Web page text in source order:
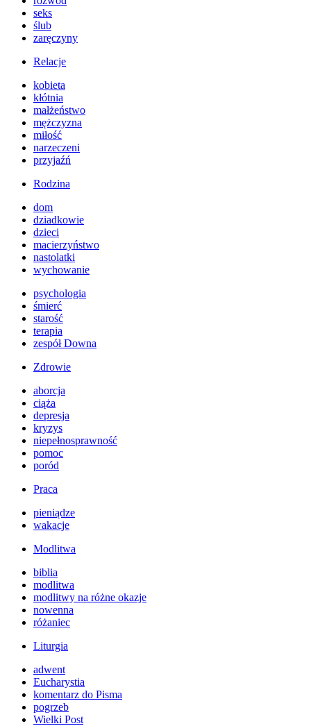
seks
ślub
zaręczyny
Relacje
kobieta
kłótnia
małżeństwo
mężczyzna
miłość
narzeczeni
przyjaźń
Rodzina
dom
dziadkowie
dzieci
macierzyństwo
nastolatki
wychowanie
psychologia
śmierć
starość
terapia
zespół Downa
Zdrowie
aborcja
ciąża
depresja
kryzys
niepełnosprawność
pomoc
poród
Praca
pieniądze
wakacje
Modlitwa
biblia
modlitwa
modlitwy na różne okazje
nowenna
różaniec
Liturgia
adwent
Eucharystia
komentarz do Pisma
pogrzeb
Wielki Post